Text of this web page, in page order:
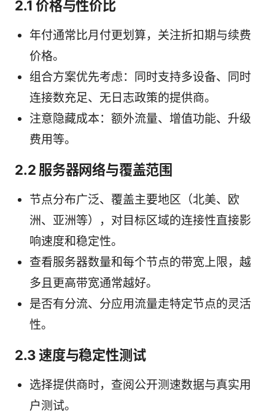
2.1 价格与性价比
年付通常比月付更划算，关注折扣期与续费
价格。
组合方案优先考虑：同时支持多设备、同时
连接数充足、无日志政策的提供商。
注意隐藏成本：额外流量、增值功能、升级
费用等。
2.2 服务器网络与覆盖范围
节点分布广泛、覆盖主要地区（北美、欧
洲、亚洲等），对目标区域的连接性直接影
响速度和稳定性。
查看服务器数量和每个节点的带宽上限，越
多且更高带宽通常越好。
是否有分流、分应用流量走特定节点的灵活
性。
2.3 速度与稳定性测试
选择提供商时，查阅公开测速数据与真实用
户测试。